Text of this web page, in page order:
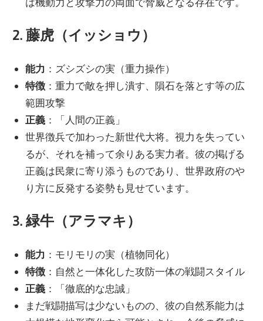
2. 藤虎（イッショウ）
能力 ：ズシズシの実（重力操作）
特徴：重力で敵を押し潰す、隕石を落とす等の広
範囲攻撃
正義：「人間の正義」
世界徴兵で加わった新世代大将。視力を失ってい
るが、それを補って余りある実力者。彼の掲げる
正義は民衆に寄り添うものであり、世界政府のや
り方に反発する姿勢も見せています。
3. 緑牛（アラマキ）
能力 ：モリモリの実（植物同化）
特徴：自然と一体化した攻防一体の戦闘スタイル
正義：「徹底的な忠誠」
まだ戦闘描写は少ないものの、彼の自然系能力は